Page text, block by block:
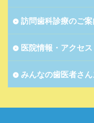
訪問歯科診療のご案
医院情報・アクセス
みんなの歯医者さ